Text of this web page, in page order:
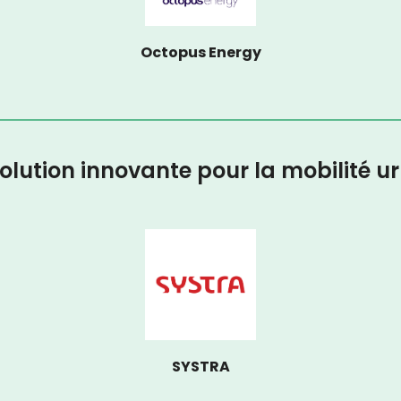
Octopus Energy
innovante pour la mobilité
SYSTRA